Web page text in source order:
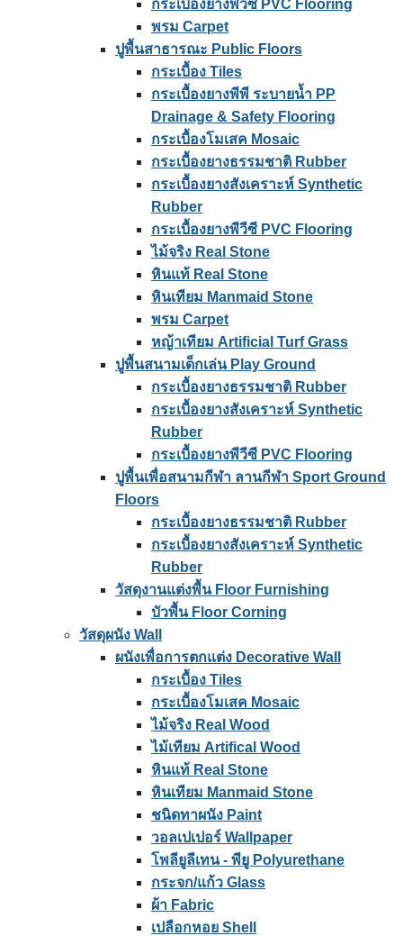
กระเบื้องยางพีวีซี PVC Flooring
พรม Carpet
ปูพื้นสาธารณะ Public Floors
กระเบื้อง Tiles
กระเบื้องยางพีพี ระบายน้ำ PP
Drainage & Safety Flooring
กระเบื้องโมเสค Mosaic
กระเบื้องยางธรรมชาติ Rubber
กระเบื้องยางสังเคราะห์ Synthetic
Rubber
กระเบื้องยางพีวีซี PVC Flooring
ไม้จริง Real Stone
หินแท้ Real Stone
หินเทียม Manmaid Stone
พรม Carpet
หญ้าเทียม Artificial Turf Grass
ปูพื้นสนามเด็กเล่น Play Ground
กระเบื้องยางธรรมชาติ Rubber
กระเบื้องยางสังเคราะห์ Synthetic
Rubber
กระเบื้องยางพีวีซี PVC Flooring
ปูพื้นเพื่อสนามกีฬา ลานกีฬา Sport Ground
Floors
กระเบื้องยางธรรมชาติ Rubber
กระเบื้องยางสังเคราะห์ Synthetic
Rubber
วัสดุงานแต่งพื้น Floor Furnishing
บัวพื้น Floor Corning
วัสดุผนัง Wall
ผนังเพื่อการตกแต่ง Decorative Wall
กระเบื้อง Tiles
กระเบื้องโมเสค Mosaic
ไม้จริง Real Wood
ไม้เทียม Artifical Wood
หินแท้ Real Stone
หินเทียม Manmaid Stone
ชนิดทาผนัง Paint
วอลเปเปอร์ Wallpaper
โพลียูลีเทน - พียู Polyurethane
กระจก/แก้ว Glass
ผ้า Fabric
เปลือกหอย Shell